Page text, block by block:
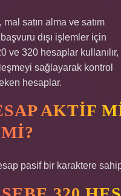
satın alma ve satım
dışı işlemler için
ve 320 hesaplar kullanılır,
sağlayarak kontrol
hesaplar.
AKTIF
pasif bir karaktere